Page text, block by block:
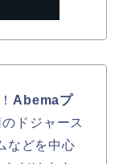
Abemaプ
ドジャース
などを中心